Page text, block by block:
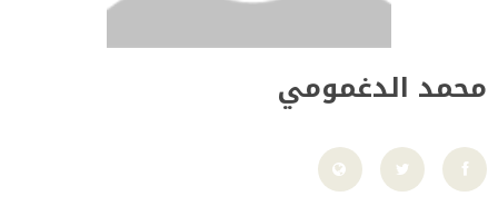
محمد الدغمومي